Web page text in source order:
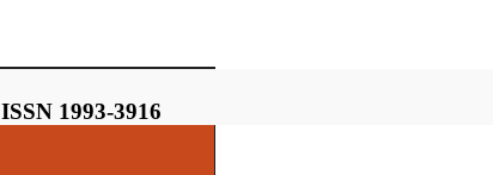
ISSN 1993-3916